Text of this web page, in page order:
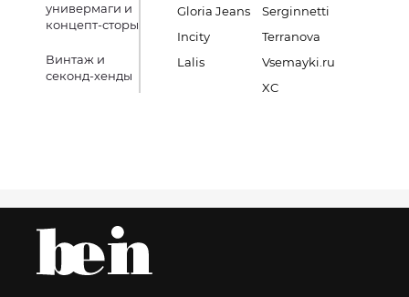
универмаги и
концепт-сторы
Винтаж и
секонд-хенды
Gloria Jeans
Incity
Lalis
Serginnetti
Terranova
Vsemayki.ru
XC